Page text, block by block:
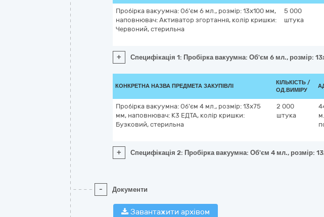
Пробірка вакуумна: Об'єм 6 мл., розмір: 13х100 мм,
наповнювач: Активатор згортання, колір кришки:
Червоний, стерильна
5 000
штука
+ Специфікація 1: Пробірка вакуумна: Об'єм 6 мл., розмір:
КОНКРЕТНА НАЗВА ПРЕДМЕТА ЗАКУПІВЛІ
КІЛЬКІСТЬ /
ОД.ВИМІРУ
Пробірка вакуумна: Об'єм 4 мл., розмір: 13х75
мм, наповнювач: К3 ЕДТА, колір кришки:
Бузковий, стерильна
2 000
штука
+ Специфікація 2: Пробірка вакуумна: Об'єм 4 мл., розмір:
- Документи
Завантажити архівом